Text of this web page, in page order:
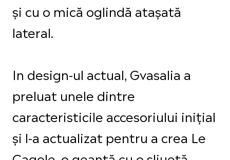
și cu o mică oglindă atașată
lateral.
In design-ul actual, Gvasalia a
preluat unele dintre
caracteristicile accesoriului inițial
și l-a actualizat pentru a crea Le